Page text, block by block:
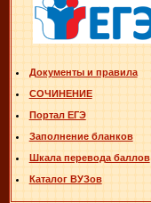
Документы и правила
СОЧИНЕНИЕ
Портал ЕГЭ
Заполнение бланков
Шкала перевода баллов
Каталог ВУЗов